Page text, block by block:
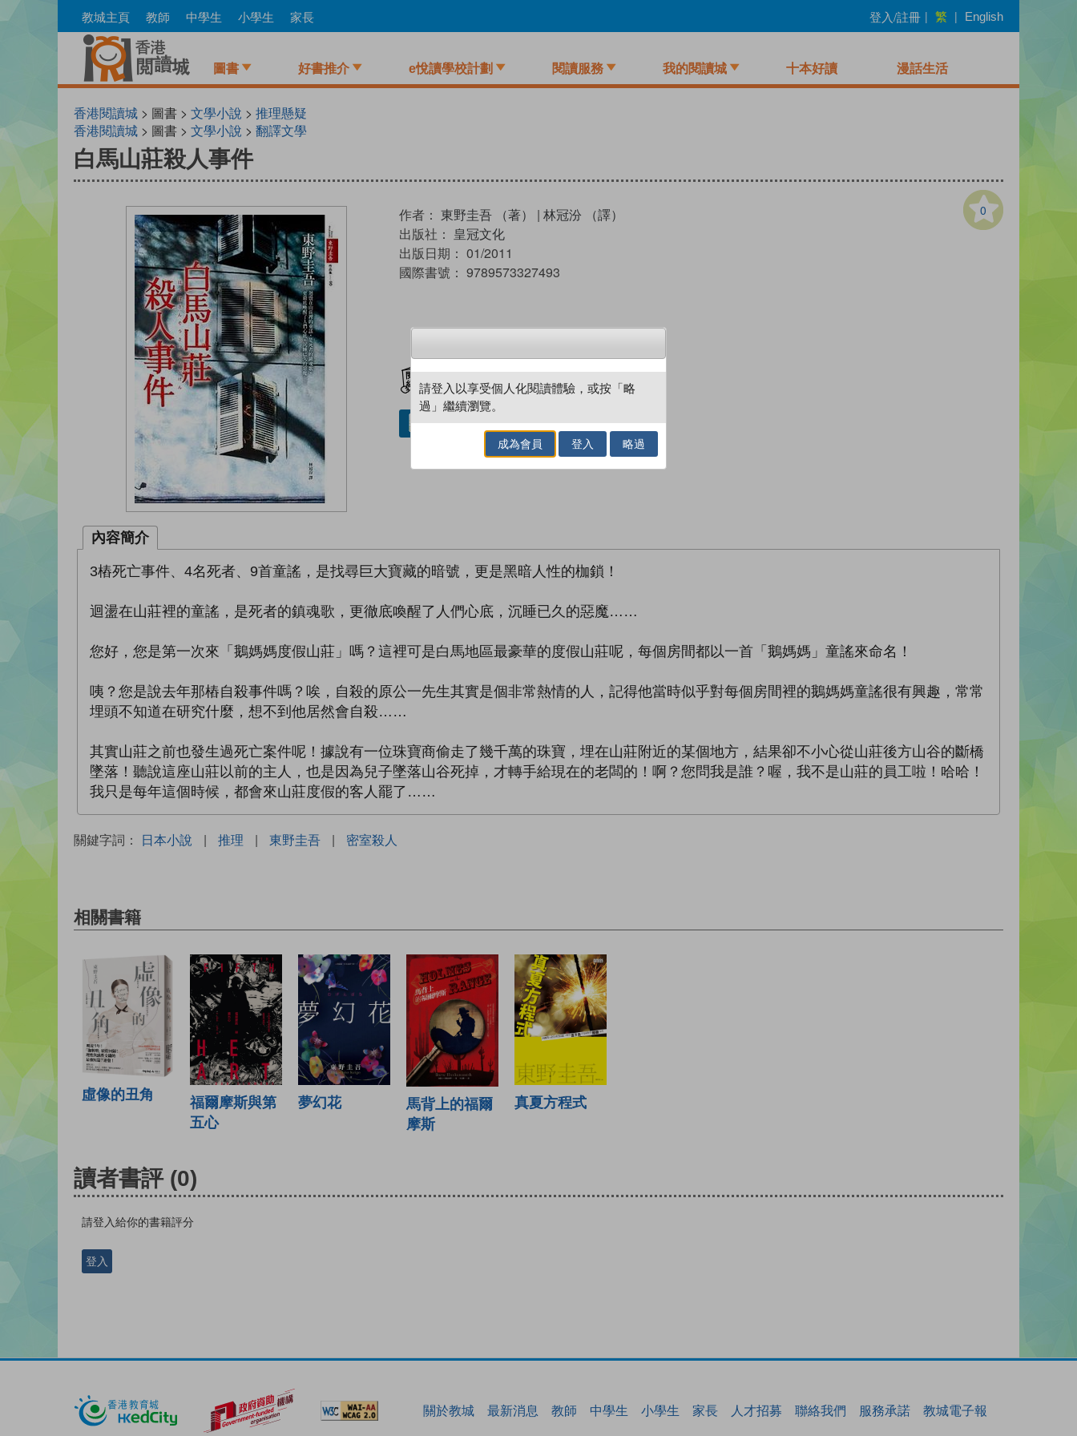
to
教城主頁 教師 中學生 小學生 家長 登入/註冊 | 繁 | English
圖書 好書推介 e悅讀學校計劃 閱讀服務 我的閱讀城 十本好讀 漫話生活
香港閱讀城 > 圖書 > 文學小說 > 推理懸疑
香港閱讀城 > 圖書 > 文學小說 > 翻譯文學
白馬山莊殺人事件
0
作者： 東野圭吾 （著） | 林冠汾 （譯）
出版社： 皇冠文化
出版日期： 01/2011
國際書號： 9789573327493
加入閱讀紀錄
借閱實體書
內容簡介
3樁死亡事件、4名死者、9首童謠，是找尋巨大寶藏的暗號，更是黑暗人性的枷鎖！
迴盪在山莊裡的童謠，是死者的鎮魂歌，更徹底喚醒了人們心底，沉睡已久的惡魔……
您好，您是第一次來「鵝媽媽度假山莊」嗎？這裡可是白馬地區最豪華的度假山莊呢，每個房間都以一首「鵝媽媽」童謠來命名！
咦？您是說去年那樁自殺事件嗎？唉，自殺的原公一先生其實是個非常熱情的人，記得他當時似乎對每個房間裡的鵝媽媽童謠很有興趣，常常
埋頭不知道在研究什麼，想不到他居然會自殺……
其實山莊之前也發生過死亡案件呢！據說有一位珠寶商偷走了幾千萬的珠寶，埋在山莊附近的某個地方，結果卻不小心從山莊後方山谷的斷橋
墜落！聽說這座山莊以前的主人，也是因為兒子墜落山谷死掉，才轉手給現在的老闆的！啊？您問我是誰？喔，我不是山莊的員工啦！哈哈！
我只是每年這個時候，都會來山莊度假的客人罷了……
關鍵字詞： 日本小說 | 推理 | 東野圭吾 | 密室殺人
相關書籍
虛像的丑角
福爾摩斯與第
五心
夢幻花
馬背上的福爾
摩斯
真夏方程式
讀者書評 (0)
請登入給你的書籍評分
登入
關於教城 最新消息 教師 中學生 小學生 家長 人才招募 聯絡我們 服務承諾 教城電子報
請登入以享受個人化閱讀體驗，或按「略
過」繼續瀏覽。
成為會員 登入 略過